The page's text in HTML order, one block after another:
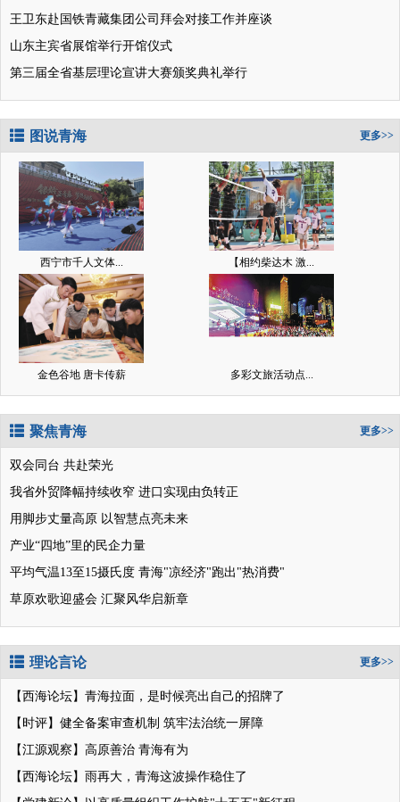
王卫东赴国铁青藏集团公司拜会对接工作并座谈
山东主宾省展馆举行开馆仪式
第三届全省基层理论宣讲大赛颁奖典礼举行
图说青海 更多>>
西宁市千人文体... 【相约柴达木 激...
金色谷地 唐卡传薪 多彩文旅活动点...
聚焦青海 更多>>
双会同台 共赴荣光
我省外贸降幅持续收窄 进口实现由负转正
用脚步丈量高原 以智慧点亮未来
产业“四地”里的民企力量
平均气温13至15摄氏度 青海"凉经济"跑出"热消费"
草原欢歌迎盛会 汇聚风华启新章
理论言论 更多>>
【西海论坛】青海拉面，是时候亮出自己的招牌了
【时评】健全备案审查机制 筑牢法治统一屏障
【江源观察】高原善治 青海有为
【西海论坛】雨再大，青海这波操作稳住了